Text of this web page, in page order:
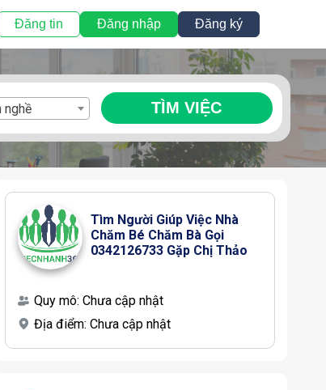
Đăng tin Đăng nhập Đăng ký
nghề TÌM VIỆC
Tìm Người Giúp Việc Nhà
Chăm Bé Chăm Bà Gọi
0342126733 Gặp Chị Thảo
Quy mô: Chưa cập nhật
Địa điểm: Chưa cập nhật